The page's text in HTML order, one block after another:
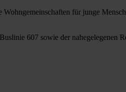
für junge
607 sowie der nahegelegenen